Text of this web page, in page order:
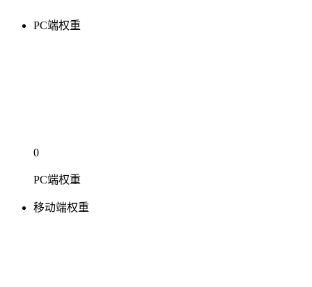
PC端权重
0
PC端权重
移动端权重